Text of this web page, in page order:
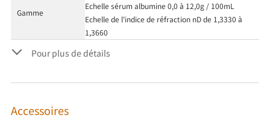
Gamme
Echelle sérum albumine 0,0 à 12,0g / 100mL
Echelle de l'indice de réfraction nD de 1,3330 à
1,3660
Pour plus de détails
Accessoires